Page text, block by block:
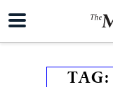
TAG: